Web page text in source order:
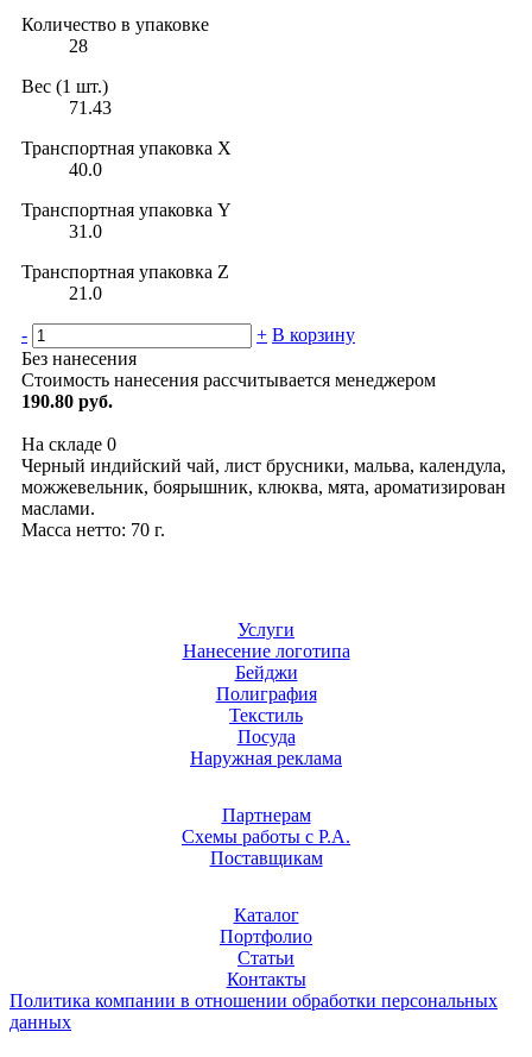
Количество в упаковке
28
Вес (1 шт.)
71.43
Транспортная упаковка X
40.0
Транспортная упаковка Y
31.0
Транспортная упаковка Z
21.0
- + В корзину
Без нанесения
Стоимость нанесения рассчитывается менеджером
190.80 руб.
На складе 0
Черный индийский чай, лист брусники, мальва, календула,
можжевельник, боярышник, клюква, мята, ароматизирован
маслами.
Масса нетто: 70 г.
Услуги
Нанесение логотипа
Бейджи
Полиграфия
Текстиль
Посуда
Наружная реклама
Партнерам
Схемы работы с Р.А.
Поставщикам
Каталог
Портфолио
Статьи
Контакты
Политика компании в отношении обработки персональных
данных